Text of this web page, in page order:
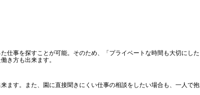
仕事を探すことが可能。そのため、「プライベートな時間も大切にした
き方も出来ます。
ます。また、園に直接聞きにくい仕事の相談をしたい場合も、一人で抱